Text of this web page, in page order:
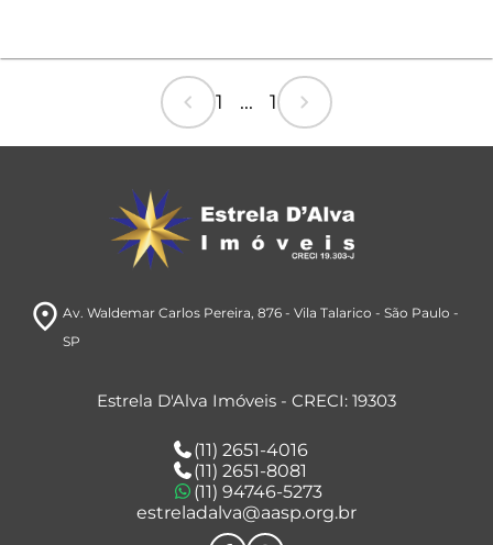
chevron_left 1 ... 1 chevron_right
room Av. Waldemar Carlos Pereira, 876- Vila Talarico - São Paulo -
SP
Estrela D'Alva Imóveis - CRECI: 19303
(11) 2651-4016
(11) 2651-8081
(11) 94746-5273
estreladalva@aasp.org.br